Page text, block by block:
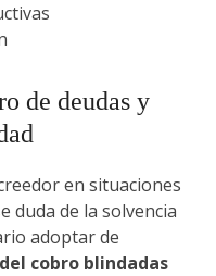
de deudas y
en situaciones
duda de la solvencia
adoptar de
cobro blindadas